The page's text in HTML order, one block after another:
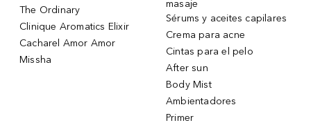
The Ordinary
Clinique Aromatics Elixir
Cacharel Amor Amor
Missha
masaje
Sérums y aceites capilares
Crema para acne
Cintas para el pelo
After sun
Body Mist
Ambientadores
Primer